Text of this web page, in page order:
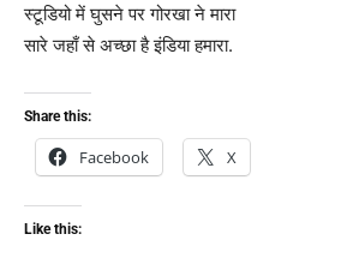
स्टूडियो में घुसने पर गोरखा ने मारा
सारे जहाँ से अच्छा है इंडिया हमारा.
Share this:
Facebook X
Like this: